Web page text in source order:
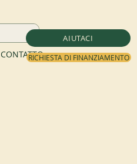
AIUTACI
RICHIESTA DI FINANZIAMENTO
CONTATTO